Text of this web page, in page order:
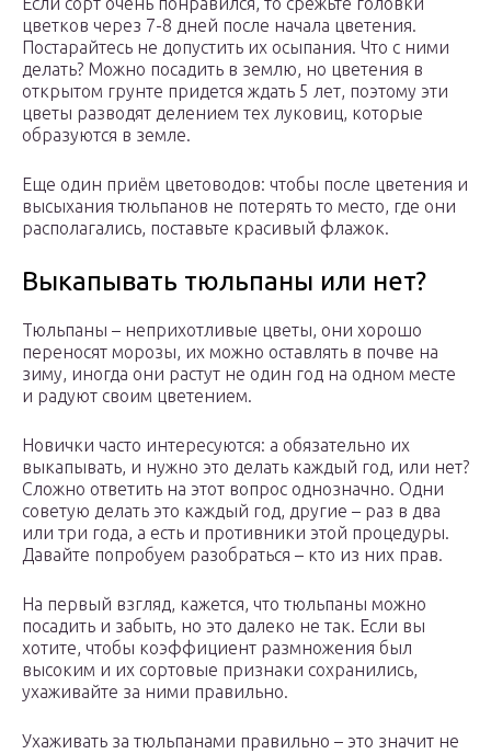
цветков через 7-8 дней после начала цветения.
Постарайтесь не допустить их осыпания. Что с ними
делать? Можно посадить в землю, но цветения в
открытом грунте придется ждать 5 лет, поэтому эти
цветы разводят делением тех луковиц, которые
образуются в земле.
Еще один приём цветоводов: чтобы после цветения и
высыхания тюльпанов не потерять то место, где они
располагались, поставьте красивый флажок.
Выкапывать тюльпаны или нет?
Тюльпаны – неприхотливые цветы, они хорошо
переносят морозы, их можно оставлять в почве на
зиму, иногда они растут не один год на одном месте
и радуют своим цветением.
Новички часто интересуются: а обязательно их
выкапывать, и нужно это делать каждый год, или нет?
Сложно ответить на этот вопрос однозначно. Одни
советую делать это каждый год, другие – раз в два
или три года, а есть и противники этой процедуры.
Давайте попробуем разобраться – кто из них прав.
На первый взгляд, кажется, что тюльпаны можно
посадить и забыть, но это далеко не так. Если вы
хотите, чтобы коэффициент размножения был
высоким и их сортовые признаки сохранились,
ухаживайте за ними правильно.
Ухаживать за тюльпанами правильно – это значит не